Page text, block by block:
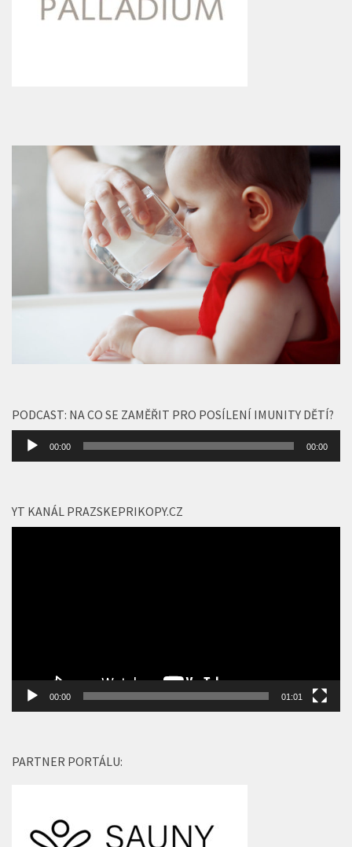
PODCAST: NA CO SE ZAMĚŘIT PRO POSÍLENÍ IMUNITY DĚTÍ?
Audio
přehrávač
00:00 00:00
YT KANÁL PRAZSKEPRIKOPY.CZ
00:00 01:01
PARTNER PORTÁLU: